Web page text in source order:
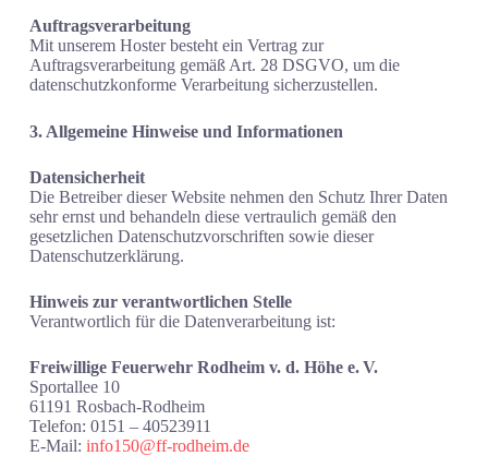
Auftragsverarbeitung
Mit unserem Hoster besteht ein Vertrag zur
Auftragsverarbeitung gemäß Art. 28 DSGVO, um die
datenschutzkonforme Verarbeitung sicherzustellen.
3. Allgemeine Hinweise und Informationen
Datensicherheit
Die Betreiber dieser Website nehmen den Schutz Ihrer Daten
sehr ernst und behandeln diese vertraulich gemäß den
gesetzlichen Datenschutzvorschriften sowie dieser
Datenschutzerklärung.
Hinweis zur verantwortlichen Stelle
Verantwortlich für die Datenverarbeitung ist:
Freiwillige Feuerwehr Rodheim v. d. Höhe e. V.
Sportallee 10
61191 Rosbach-Rodheim
Telefon: 0151 – 40523911
E-Mail: info150@ff-rodheim.de